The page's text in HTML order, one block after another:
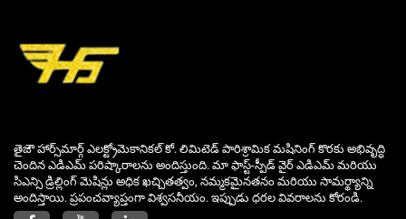
తైజౌ హార్స్‌మార్గ్ ఎలక్ట్రోమెకానికల్ కో. లిమిటెడ్ పారిశ్రామిక మషినింగ్ కొరకు అభివృద్ధి
చెందిన ఎడిఎమ్ పరిష్కారాలను అందిస్తుంది. మా ఫాస్ట్-స్పీడ్ వైర్ ఎడిఎమ్ మరియు
సిఎన్సి డ్రిల్లింగ్ మెషిన్లు అధిక ఖచ్చితత్వం, నమ్మకమైనతనం మరియు సామర్థ్యాన్ని
అందిస్తాయి. ప్రపంచవ్యాప్తంగా విశ్వసనీయం. ఇప్పుడు ధరల వివరాలను కోరండి.